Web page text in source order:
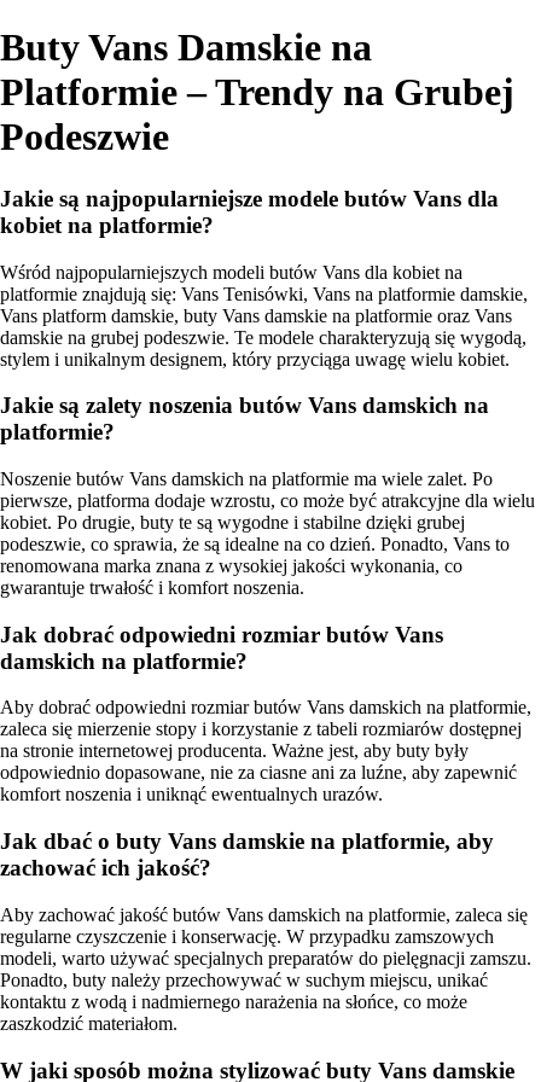
Buty Vans Damskie na
Platformie – Trendy na Grubej
Podeszwie
Jakie są najpopularniejsze modele butów Vans dla
kobiet na platformie?
Wśród najpopularniejszych modeli butów Vans dla kobiet na
platformie znajdują się: Vans Tenisówki, Vans na platformie damskie,
Vans platform damskie, buty Vans damskie na platformie oraz Vans
damskie na grubej podeszwie. Te modele charakteryzują się wygodą,
stylem i unikalnym designem, który przyciąga uwagę wielu kobiet.
Jakie są zalety noszenia butów Vans damskich na
platformie?
Noszenie butów Vans damskich na platformie ma wiele zalet. Po
pierwsze, platforma dodaje wzrostu, co może być atrakcyjne dla wielu
kobiet. Po drugie, buty te są wygodne i stabilne dzięki grubej
podeszwie, co sprawia, że są idealne na co dzień. Ponadto, Vans to
renomowana marka znana z wysokiej jakości wykonania, co
gwarantuje trwałość i komfort noszenia.
Jak dobrać odpowiedni rozmiar butów Vans
damskich na platformie?
Aby dobrać odpowiedni rozmiar butów Vans damskich na platformie,
zaleca się mierzenie stopy i korzystanie z tabeli rozmiarów dostępnej
na stronie internetowej producenta. Ważne jest, aby buty były
odpowiednio dopasowane, nie za ciasne ani za luźne, aby zapewnić
komfort noszenia i uniknąć ewentualnych urazów.
Jak dbać o buty Vans damskie na platformie, aby
zachować ich jakość?
Aby zachować jakość butów Vans damskich na platformie, zaleca się
regularne czyszczenie i konserwację. W przypadku zamszowych
modeli, warto używać specjalnych preparatów do pielęgnacji zamszu.
Ponadto, buty należy przechowywać w suchym miejscu, unikać
kontaktu z wodą i nadmiernego narażenia na słońce, co może
zaszkodzić materiałom.
W jaki sposób można stylizować buty Vans damskie